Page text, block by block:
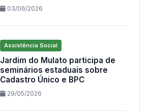
03/06/2026
Assistência Social
Jardim do Mulato participa de
seminários estaduais sobre
Cadastro Único e BPC
29/05/2026